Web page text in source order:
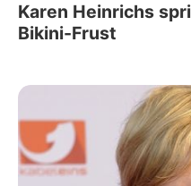
Karen Heinrichs
Bikini-Frust